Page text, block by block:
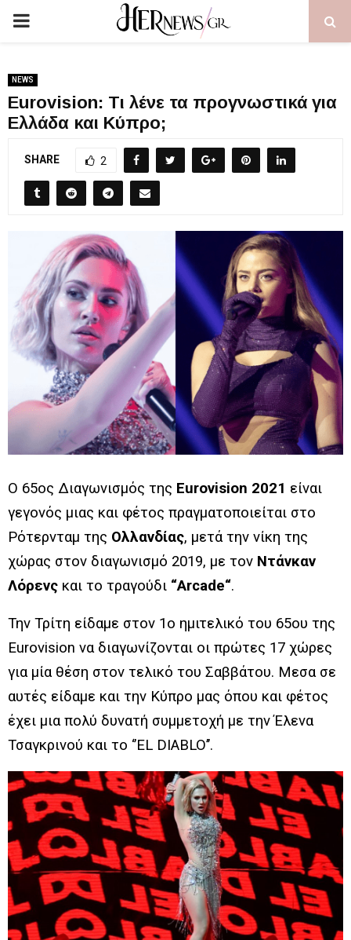
PRIMARY
NEWS
Eurovision: Τι λένε τα προγνωστικά για
Ελλάδα και Κύπρο;
SHARE 2
Ο 65ος Διαγωνισμός της Eurovision 2021 είναι
γεγονός μιας και φέτος πραγματοποιείται στο
Ρότερνταμ της Ολλανδίας, μετά την νίκη της
χώρας στον διαγωνισμό 2019, με τον Ντάνκαν
Λόρενς και το τραγούδι “Arcade“.
Την Τρίτη είδαμε στον 1ο ημιτελικό του 65ου της
Eurovision να διαγωνίζονται οι πρώτες 17 χώρες
για μία θέση στον τελικό του Σαββάτου. Μεσα σε
αυτές είδαμε και την Κύπρο μας όπου και φέτος
έχει μια πολύ δυνατή συμμετοχή με την Έλενα
Τσαγκρινού και το ‘’EL DIABLO’’.